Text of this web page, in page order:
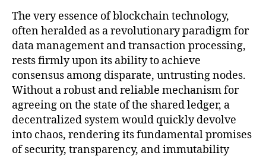
The very essence of blockchain technology,
often heralded as a revolutionary paradigm for
data management and transaction processing,
rests firmly upon its ability to achieve
consensus among disparate, untrusting nodes.
Without a robust and reliable mechanism for
agreeing on the state of the shared ledger, a
decentralized system would quickly devolve
into chaos, rendering its fundamental promises
of security, transparency, and immutability